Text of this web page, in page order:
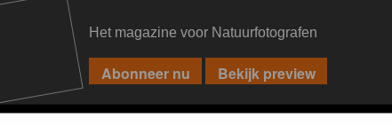
Het magazine voor Natuurfotografen